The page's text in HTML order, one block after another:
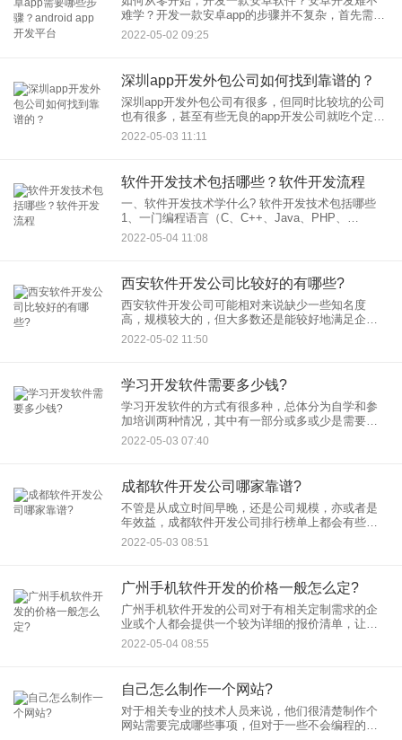
难学？开发一款安卓app的步骤并不复杂，首先需要
掌握Android开发的相关技术，包括Activity、
Intent、Service、Fragment等，由
2022-05-02 09:25
深圳app开发外包公司如何找到靠谱的？
深圳app开发外包公司有很多，但同时比较坑的公司
也有很多，甚至有些无良的app开发公司就吃个定
金，完全不进行开发，还有一些比如前期项目评估
偏差太大，开发过程中遇到一些棘手问题，或者人
2022-05-03 11:11
软件开发技术包括哪些？软件开发流程
一、软件开发技术学什么? 软件开发技术包括哪些
1、一门编程语言（C、C++、Java、PHP、
Python、Html等） 推荐Java、csharp、php或者
Python。不
2022-05-04 11:08
西安软件开发公司比较好的有哪些?
西安软件开发公司可能相对来说缺少一些知名度
高，规模较大的，但大多数还是能较好地满足企业
或个人的开发需求，那么这其中比较好的公司都有
哪些呢？ 谈论到软件开发公
2022-05-02 11:50
学习开发软件需要多少钱?
学习开发软件的方式有很多种，总体分为自学和参
加培训两种情况，其中有一部分或多或少是需要支
出一点费用的，那么学软件开发多少钱呢？ 较为省
钱的方式就是通过自学了
2022-05-03 07:40
成都软件开发公司哪家靠谱?
不管是从成立时间早晚，还是公司规模，亦或者是
年效益，成都软件开发公司排行榜单上都会有些比
较不错的存在，那么这些或者说在榜单外的公司哪
家靠谱些呢？ 虽然有些排
2022-05-03 08:51
广州手机软件开发的价格一般怎么定?
广州手机软件开发的公司对于有相关定制需求的企
业或个人都会提供一个较为详细的报价清单，让对
方清楚自己的每一分钱都花在了什么地方，那么这
2022-05-04 08:55
自己怎么制作一个网站?
对于相关专业的技术人员来说，他们很清楚制作个
网站需要完成哪些事项，但对于一些不会编程的人